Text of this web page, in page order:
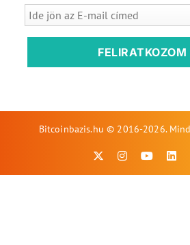
FELIRATKOZOM
Bitcoinbazis.hu © 2016-2026.